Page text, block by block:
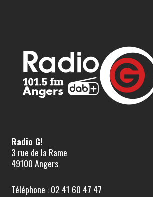
Radio G!
3 rue de la Rame
49100 Angers
Téléphone : 02 41 60 47 47